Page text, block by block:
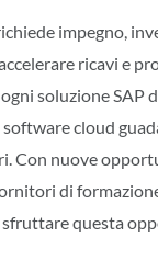
impegno,
ricavi e
soluzione SAP
cloud
Con nuove
di
sfruttare questa